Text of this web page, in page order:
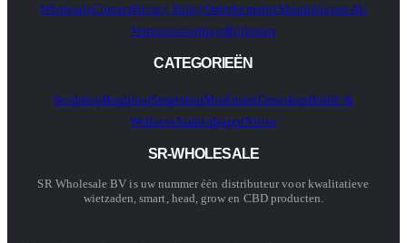
WholesaleContactPrivacy PolicyOrderformulierShopInloggen Als
VertegenwoordigerBijsluiters
CATEGORIEËN
SeedshopHeadshopSmartshopMushroomGrowshopHealth &
WellnessAanbiedingenNieuw
SR-WHOLESALE
SR Wholesale BV is uw nummer één distributeur voor kwalitatieve
wietzaden, smart, head, grow en CBD producten.